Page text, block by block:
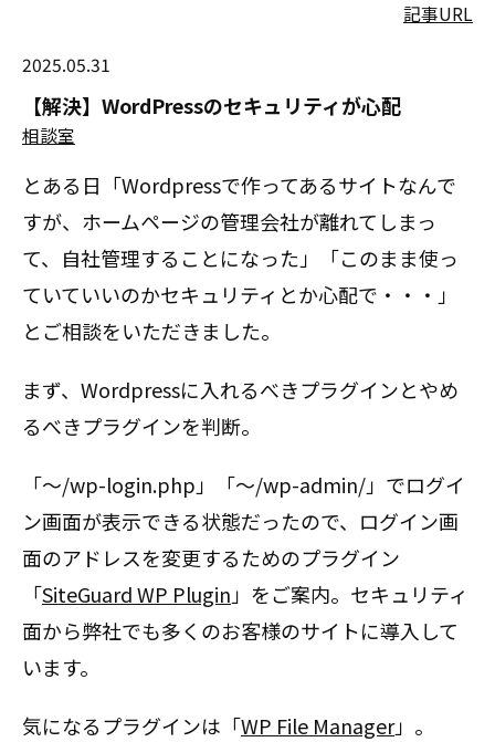
記事URL
2025.05.31
【解決】WordPressのセキュリティが心配
相談室
とある日「Wordpressで作ってあるサイトなんで
すが、ホームページの管理会社が離れてしまっ
て、自社管理することになった」「このまま使っ
ていていいのかセキュリティとか心配で・・・」
とご相談をいただきました。
まず、Wordpressに入れるべきプラグインとやめ
るべきプラグインを判断。
「〜/wp-login.php」「〜/wp-admin/」でログイ
ン画面が表示できる状態だったので、ログイン画
面のアドレスを変更するためのプラグイン
「SiteGuard WP Plugin 」をご案内。セキュリティ
面から弊社でも多くのお客様のサイトに導入して
います。
気になるプラグインは「WP File Manager」。